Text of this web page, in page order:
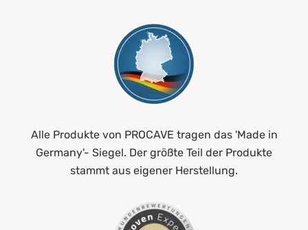
Alle Produkte von PROCAVE tragen das 'Made in
Germany'- Siegel. Der größte Teil der Produkte
stammt aus eigener Herstellung.